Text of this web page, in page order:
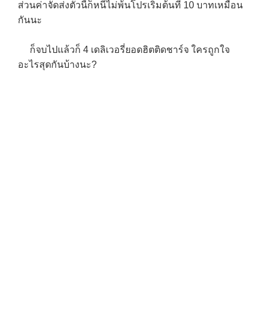
ส่วนค่าจัดส่งตัวนี้ก็หนีไม่พ้นโปรเริ่มต้นที่ 10 บาทเหมือน
กันนะ
ก็จบไปแล้วก็ 4 เดลิเวอรี่ยอดฮิตติดชาร์จ ใครถูกใจ
อะไรสุดกันบ้างนะ?